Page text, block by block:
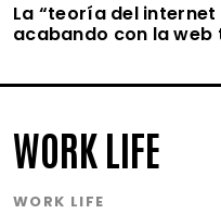
La “teoría del
acabando con la
WORK LIFE
WORK LIFE